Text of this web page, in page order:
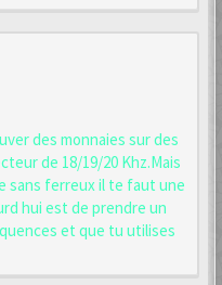
des monnaies sur des
de 18/19/20 Khz.Mais
sans ferreux il te faut une
hui est de prendre un
et que tu utilises